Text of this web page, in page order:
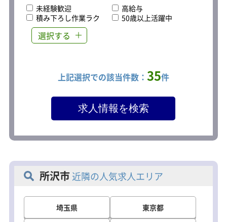
未経験歓迎
高給与
積み下ろし作業ラク
50歳以上活躍中
選択する
上記選択での該当件数： 35件
所沢市 近隣の人気求人エリア
埼玉県 東京都